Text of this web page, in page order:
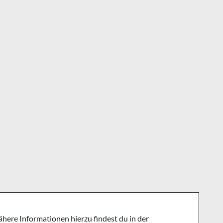
Informationen hierzu findest du in der